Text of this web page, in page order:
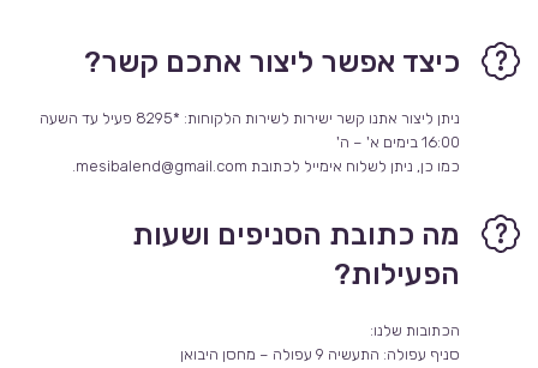
כיצד אפשר ליצור אתכם קשר?
ניתן ליצור אתנו קשר ישירות לשירות הלקוחות: *8295 פעיל עד השעה
16:00 בימים א' – ה'
כמו כן, ניתן לשלוח אימייל לכתובת mesibalend@gmail.com.
מה כתובת הסניפים ושעות
הפעילות?
הכתובות שלנו:
סניף עפולה: התעשיה 9 עפולה – מחסן היבואן